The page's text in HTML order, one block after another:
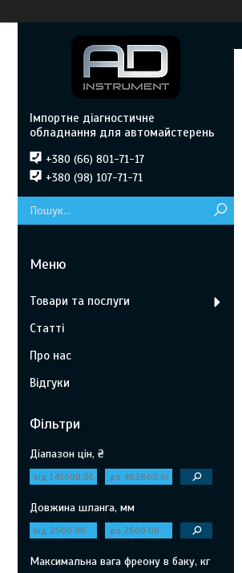
Імпортне діагностичне
обладнання для автомайстерень
+380 (66) 801-71-17
+380 (98) 107-71-71
Товари та послуги
Статті
Про нас
Відгуки
Фільтри
Діапазон цін, ₴
Довжина шланга, мм
Максимальна вага фреону в баку, кг